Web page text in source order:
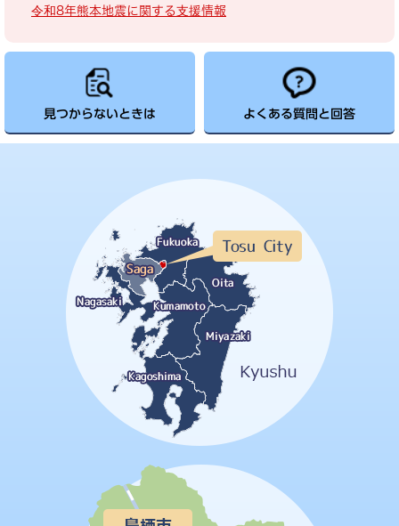
令和8年熊本地震に関する支援情報
見つからないときは よくある質問と回答